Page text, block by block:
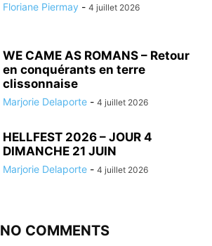
Floriane Piermay - 4 juillet 2026
WE CAME AS ROMANS – Retour
en conquérants en terre
clissonnaise
Marjorie Delaporte - 4 juillet 2026
HELLFEST 2026 – JOUR 4
DIMANCHE 21 JUIN
Marjorie Delaporte - 4 juillet 2026
NO COMMENTS